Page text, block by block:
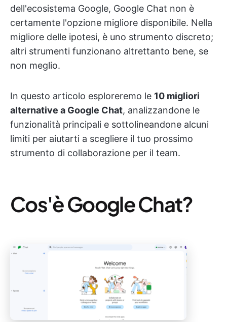
dell'ecosistema Google, Google Chat non è
certamente l'opzione migliore disponibile. Nella
migliore delle ipotesi, è uno strumento discreto;
altri strumenti funzionano altrettanto bene, se
non meglio.
In questo articolo esploreremo le 10 migliori
alternative a Google Chat, analizzandone le
funzionalità principali e sottolineandone alcuni
limiti per aiutarti a scegliere il tuo prossimo
strumento di collaborazione per il team.
Cos'è Google Chat?